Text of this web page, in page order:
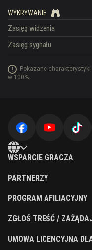
WYKRYWANIE
Zasięg widzenia
Zasięg sygnału
Pokazane
w 100%.
WSPARCIE GRACZA
PARTNERZY
PROGRAM AFILIACYJNY
ZGŁOŚ TREŚĆ /
UMOWA LICENCYJNA